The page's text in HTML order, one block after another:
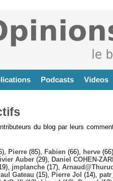
Podcasts Videos
du blog par leurs
Pierre (85), Fabien (66), herve
Auber (29), Daniel COHEN-
jmplanche (17),
Gateau (15), Pierre Jol (14),